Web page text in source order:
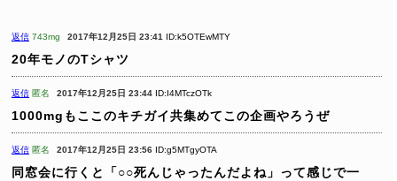
返信 743mg 2017年12月25日 23:41 ID:k5OTEwMTY
20年モノのTシャツ
返信 匿名 2017年12月25日 23:44 ID:I4MTczOTk
1000mgもここのキチガイ共集めてこの企画やろうぜ
返信 匿名 2017年12月25日 23:56 ID:g5MTgyOTA
同窓会に行くと「○○死んじゃったんだよね」って感じで一